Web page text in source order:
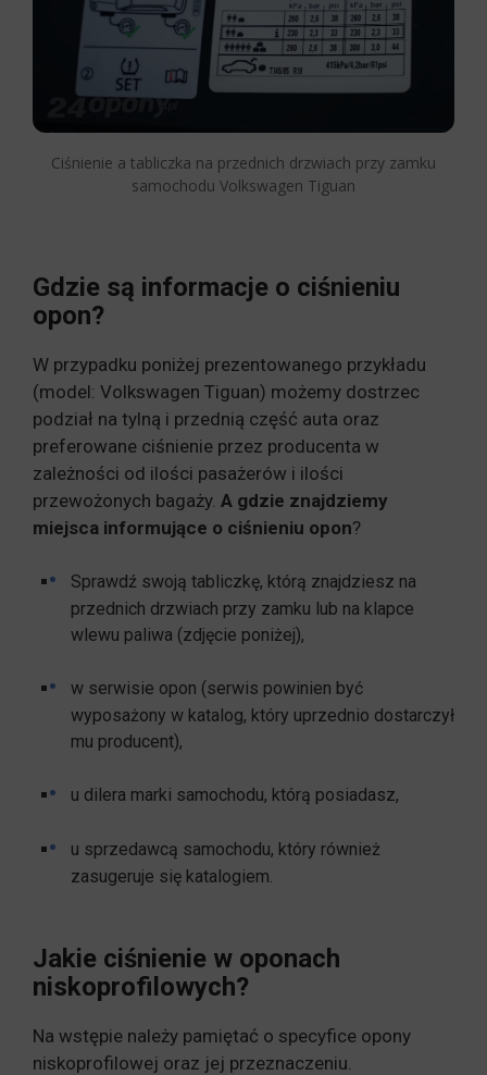
Ciśnienie a tabliczka na przednich drzwiach przy zamku
samochodu Volkswagen Tiguan
Gdzie są informacje o ciśnieniu
opon?
W przypadku poniżej prezentowanego przykładu
(model: Volkswagen Tiguan) możemy dostrzec
podział na tylną i przednią część auta oraz
preferowane ciśnienie przez producenta w
zależności od ilości pasażerów i ilości
przewożonych bagaży. A gdzie znajdziemy
miejsca informujące o ciśnieniu opon?
Sprawdź swoją tabliczkę, którą znajdziesz na
przednich drzwiach przy zamku lub na klapce
wlewu paliwa (zdjęcie poniżej),
w serwisie opon (serwis powinien być
wyposażony w katalog, który uprzednio dostarczył
mu producent),
u dilera marki samochodu, którą posiadasz,
u sprzedawcą samochodu, który również
zasugeruje się katalogiem.
Jakie ciśnienie w oponach
niskoprofilowych?
Na wstępie należy pamiętać o specyfice opony
niskoprofilowej oraz jej przeznaczeniu.